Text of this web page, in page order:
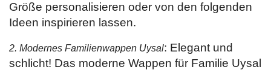
Größe personalisieren oder von den folgenden
Ideen inspirieren lassen.
2. Modernes Familienwappen Uysal: Elegant und
schlicht! Das moderne Wappen für Familie Uysal